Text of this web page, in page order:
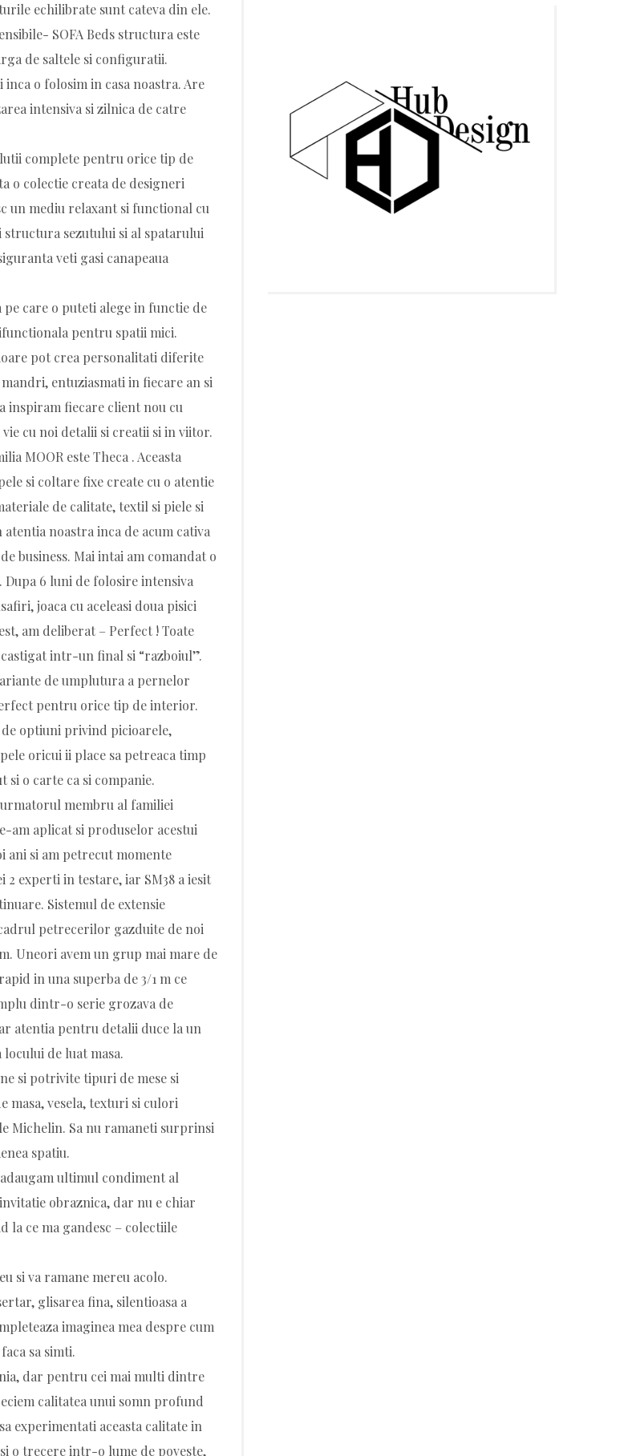
echilibrate sunt cateva din ele.
SOFA Beds structura este
de saltele si configuratii.
o folosim in casa noastra. Are
intensiva si zilnica de catre
complete pentru orice tip de
o colectie creata de designeri
un mediu relaxant si functional cu
sezutului si al spatarului
veti gasi canapeaua
pe care o puteti alege in functie de
pentru spatii mici.
pot crea personalitati diferite
entuziasmati in fiecare an si
inspiram fiecare client nou cu
cu noi detalii si creatii si in viitor.
MOOR este Theca . Aceasta
si coltare fixe create cu o atentie
de calitate, textil si piele si
noastra inca de acum cativa
business. Mai intai am comandat o
Dupa 6 luni de folosire intensiva
joaca cu aceleasi doua pisici
am deliberat – Perfect ! Toate
intr-un final si “razboiul”.
de umplutura a pernelor
pentru orice tip de interior.
optiuni privind picioarele,
oricui ii place sa petreaca timp
si o carte ca si companie.
membru al familiei
am aplicat si produselor acestui
ani si am petrecut momente
experti in testare, iar SM38 a iesit
Sistemul de extensie
petrecerilor gazduite de noi
Uneori avem un grup mai mare de
in una superba de 3/1 m ce
dintr-o serie grozava de
atentia pentru detalii duce la un
de luat masa.
si potrivite tipuri de mese si
masa, vesela, texturi si culori
Michelin. Sa nu ramaneti surprinsi
spatiu.
ultimul condiment al
obraznica, dar nu e chiar
la ce ma gandesc – colectiile
si va ramane mereu acolo.
glisarea fina, silentioasa a
imaginea mea despre cum
sa simti.
dar pentru cei mai multi dintre
calitatea unui somn profund
experimentati aceasta calitate in
o trecere intr-o lume de poveste,